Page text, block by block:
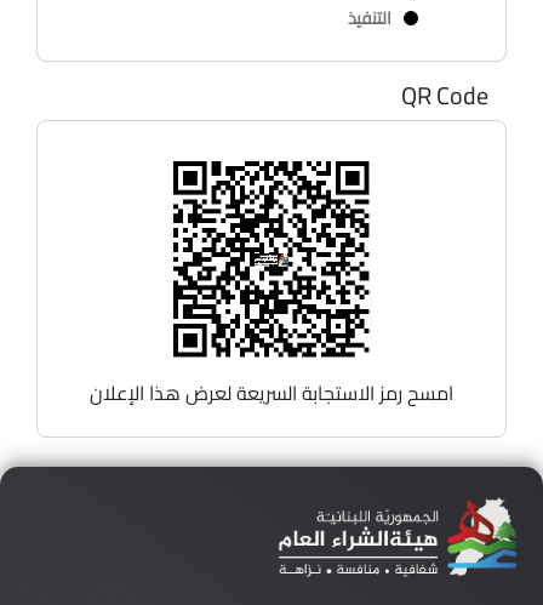
التنفيذ
QR Code
امسح رمز الاستجابة السريعة لعرض هذا الإعلان